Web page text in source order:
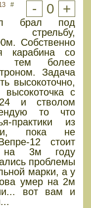
# - 0 +
брал под
стрельбу,
Собственно
карабина со
тем более
Задача
высокоточно,
с
и стволом
то что
практики из
пока не
12 стоит
на 3м году
проблемы
марки, а у
умер на 2м
вот вам и